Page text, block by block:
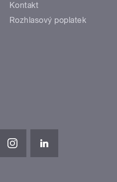
Kontakt
Rozhlasový poplatek